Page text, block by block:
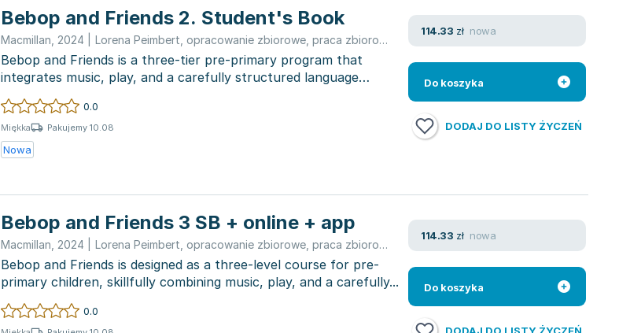
Bebop and Friends 2. Student's Book
Macmillan 2024 Lorena Peimbert opracowanie zbiorowe praca zbiorowa Myriam Monterrubio
Bebop and Friends is a three-tier pre-primary program that
integrates music, play, and a carefully structured language
curriculum....
0.0
Miękka Pakujemy 10.08
Nowa
114.33 zł nowa
Do koszyka
DODAJ DO LISTY ŻYCZEŃ
Bebop and Friends 3 SB + online + app
Macmillan 2024 Lorena Peimbert opracowanie zbiorowe praca zbiorowa Myriam Monterrubio
Bebop and Friends is designed as a three-level course for pre-
primary children, skillfully combining music, play, and a carefully...
0.0
114.33 zł nowa
Do koszyka